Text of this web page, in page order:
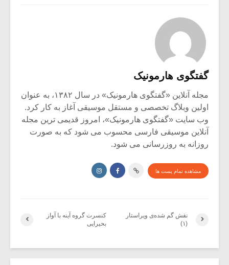
گفتگوی هارمونیک
مجله آنلاین «گفتگوی هارمونیک» در سال ۱۳۸۲، به عنوان
اولین وبلاگ تخصصی و مستقل موسیقی آغاز به کار کرد.
وب سایت «گفتگوی هارمونیک»، امروز قدیمی ترین مجله
آنلاین موسیقی فارسی محسوب می شود که به صورت
روزانه به روزرسانی می شود.
مشاهده تمام پست ها
کنسرت گروه آینه با آواز
بحیرایی
نقش گم شده‌ی ویراستار
(۱)